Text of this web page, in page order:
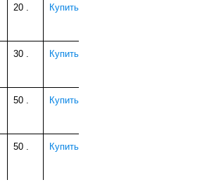
20 . Купить
30 . Купить
50 . Купить
50 . Купить